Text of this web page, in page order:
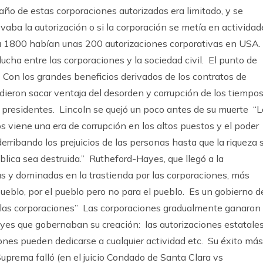
de estas corporaciones autorizadas era limitado, y se
la autorización o si la corporación se metía en
habían unas 200 autorizaciones corporativas en USA.
entre las corporaciones y la sociedad civil. El punto de
los grandes beneficios derivados de los contratos de
sacar ventaja del desorden y corrupción de los
Lincoln se quejó un poco antes de su muerte
viene una era de corrupción en los altos puestos y el poder
los prejuicios de las personas hasta que la riqueza
sea destruida.” Rutheford-Hayes, que llegó a la
y dominadas en la trastienda por las corporaciones, más
por el pueblo pero no para el pueblo. Es un gobierno
corporaciones” Las corporaciones gradualmente ganaron
que gobernaban su creación: las autorizaciones estatales
pueden dedicarse a cualquier actividad etc. Su éxito más
falló (en el juicio Condado de Santa Clara vs